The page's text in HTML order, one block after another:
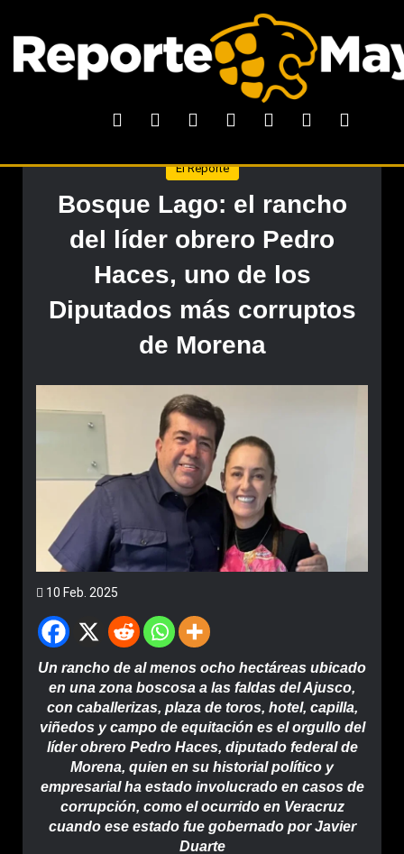
El Reporte
Bosque Lago: el rancho
del líder obrero Pedro
Haces, uno de los
Diputados más corruptos
de Morena
10 Feb. 2025
Un rancho de al menos ocho hectáreas ubicado
en una zona boscosa a las faldas del Ajusco,
con caballerizas, plaza de toros, hotel, capilla,
viñedos y campo de equitación es el orgullo del
líder obrero Pedro Haces, diputado federal de
Morena, quien en su historial político y
empresarial ha estado involucrado en casos de
corrupción, como el ocurrido en Veracruz
cuando ese estado fue gobernado por Javier
Duarte